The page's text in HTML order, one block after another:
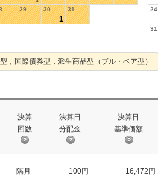
29 30
1
31 24
31
，国際債券型，派生商品型（ブル・ベア型）
決算
回数
決算日
分配金
決算日
基準価額
隔月 100円 16,472円